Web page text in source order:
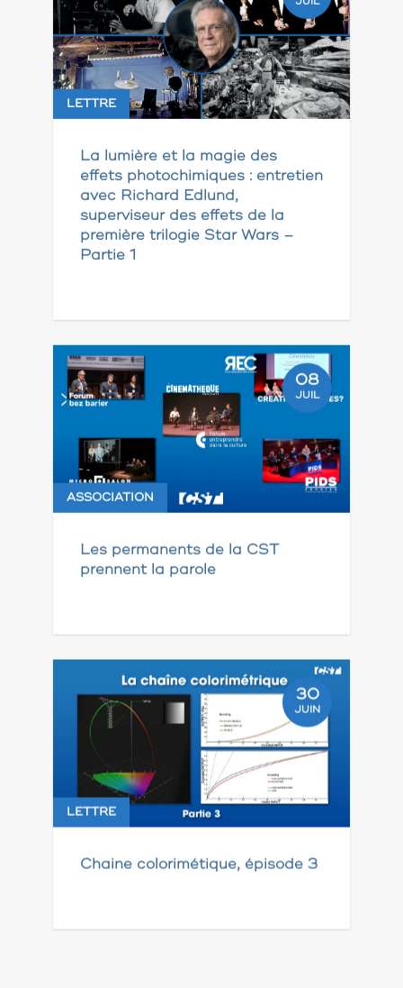
LETTRE
La lumière et la magie des
effets photochimiques : entretien
avec Richard Edlund,
superviseur des effets de la
première trilogie Star Wars –
Partie 1
08
JUIL
ASSOCIATION
Les permanents de la CST
prennent la parole
30
JUIN
LETTRE
Chaine colorimétique, épisode 3